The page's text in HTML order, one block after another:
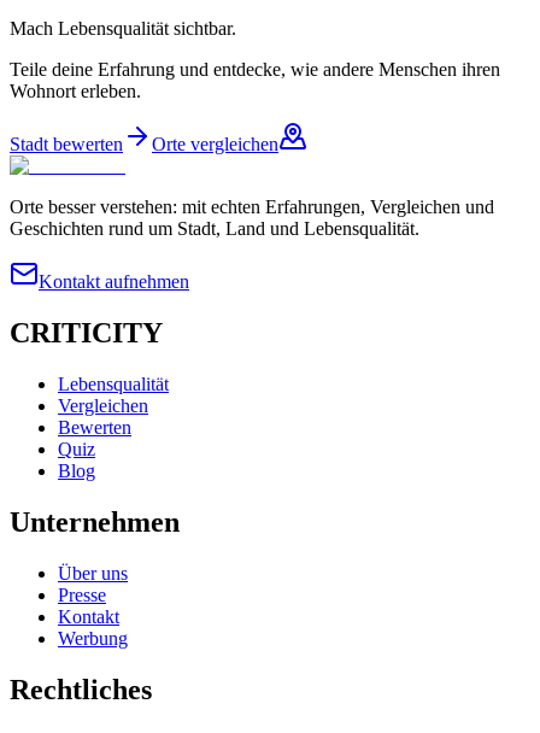
Mach Lebensqualität sichtbar.
Teile deine Erfahrung und entdecke, wie andere Menschen ihren
Wohnort erleben.
Stadt bewerten Orte vergleichen
Orte besser verstehen: mit echten Erfahrungen, Vergleichen und
Geschichten rund um Stadt, Land und Lebensqualität.
Kontakt aufnehmen
CRITICITY
Lebensqualität
Vergleichen
Bewerten
Quiz
Blog
Unternehmen
Über uns
Presse
Kontakt
Werbung
Rechtliches